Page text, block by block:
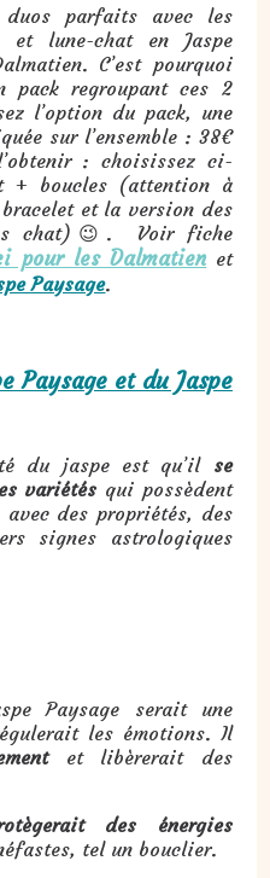
parfaits avec les
et lune-chat en Jaspe
C’est pourquoi
regroupant ces 2
l’option du pack, une
sur l’ensemble : 38€
: choisissez ci-
+ boucles (attention à
et la version des
chat)😉. Voir fiche
pour les Dalmatienet
Paysage.
Paysage et du Jaspe
du jaspe est qu’il se
variétés qui possèdent
avec des propriétés, des
signes astrologiques
Paysage serait une
les émotions. Il
et libèrerait des
des énergies
tel un bouclier.